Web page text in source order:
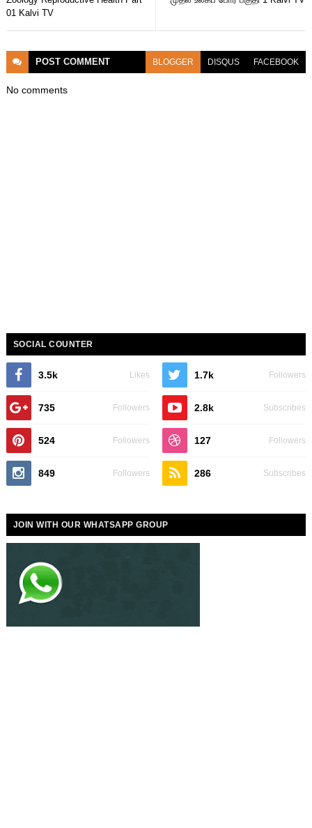
01 Kalvi TV
POST COMMENT BLOGGER DISQUS FACEBOOK
No comments
SOCIAL COUNTER
3.5k Likes 1.7k Followers
735 Followers 2.8k Subscribes
524 Followers 127 Followers
849 Followers 286 Subscribes
JOIN WITH OUR WHATSAPP GROUP